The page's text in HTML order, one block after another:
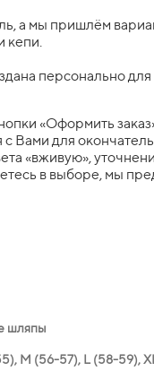
а мы пришлём
кепи.
персонально
«Оформить
с Вами для
«вживую»,
в выборе, мы
шляпы
M (56-57), L (58-59),